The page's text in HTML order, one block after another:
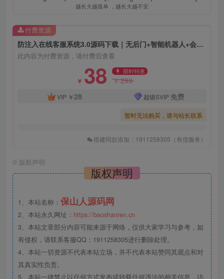
越长大越孤单 ，越长大越不安
防注入在线客服系统3.0源码下载｜无后门+智能机器人+会话加密通讯方案
此内容为付费资源，请付费后查看
￥ 38 限时特惠
￥299
VIP ￥28 超级SVIP 免费
暂时无法购买，请与站长联系
搭建同款添加：1911258305（有偿服务）
付费资源
© 版权声明
版权声明
1、本站名称： 保山人源码网
2、本站永久网址： https://baoshanren.cn
3、本站文章部分内容可能来源于网络，仅供大家学习与参考，如
有侵权，请联系客服QQ：1911258305进行删除处理。
4、本站一切资源不代表本站立场，并不代表本站赞同其观点和对
其真实性负责。
5、本站一律禁止以任何方式发布或转载任何违法的相关信息，访